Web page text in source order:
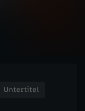
Untertitel